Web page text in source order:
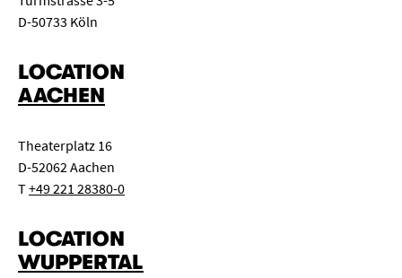
D-50733 Köln
LOCATION
AACHEN
Theaterplatz 16
D-52062 Aachen
T+49 221 28380-0
LOCATION
WUPPERTAL